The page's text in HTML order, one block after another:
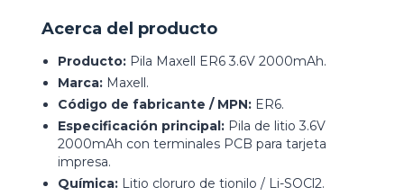
Acerca del producto
Producto: Pila Maxell ER6 3.6V 2000mAh.
Marca: Maxell.
Código de fabricante / MPN: ER6.
Especificación principal: Pila de litio 3.6V
2000mAh con terminales PCB para tarjeta
impresa.
Química: Litio cloruro de tionilo / Li-SOCl2.